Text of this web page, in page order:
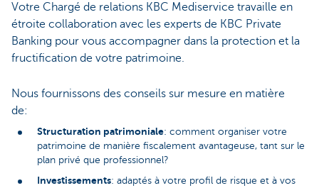
Votre Chargé de relations KBC Mediservice travaille en
étroite collaboration avec les experts de KBC Private
Banking pour vous accompagner dans la protection et la
fructification de votre patrimoine.
Nous fournissons des conseils sur mesure en matière
de:
Structuration patrimoniale: comment organiser votre
patrimoine de manière fiscalement avantageuse, tant sur le
plan privé que professionnel?
Investissements: adaptés à votre profil de risque et à vos